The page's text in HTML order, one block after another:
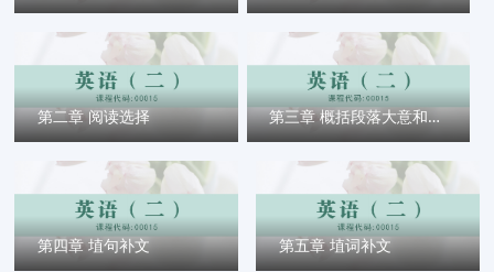
第二章 阅读选择 第三章 概括段落大意和补全句子
第四章 埴句补文 第五章 埴词补文